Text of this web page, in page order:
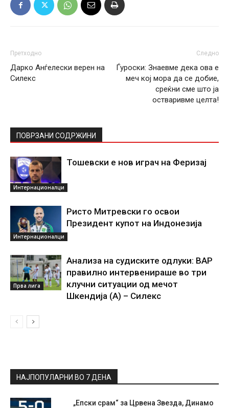
Претходно
Дарко Анѓелески верен на
Силекс
Следно
Ѓуроски: Знаевме дека ова е
меч кој мора да се добие,
среќни сме што ја
остваривме целта!
ПОВРЗАНИ СОДРЖИНИ
Интернационалци
Тошевски е нов играч на Феризај
Интернационалци
Ристо Митревски го освои
Президент купот на Индонезија
Прва лига
Анализа на судиските одлуки: ВАР
правилно интервенираше во три
клучни ситуации од мечот
Шкендија (А) – Силекс
НАЈПОПУЛАРНИ ВО 7 ДЕНА
„Епски срам“ за Црвена Звезда, Динамо